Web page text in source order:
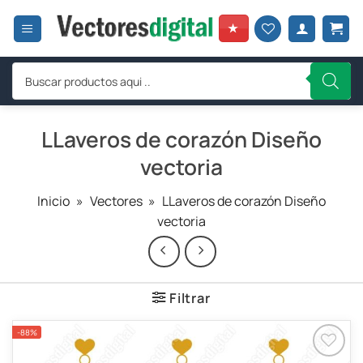
★
Búsqueda
productos
LLaveros de corazón Diseño
vectoria
Inicio » Vectores » LLaveros de corazón Diseño
vectoria
Filtrar
-88%